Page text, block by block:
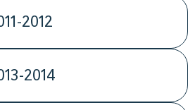
2012
2014